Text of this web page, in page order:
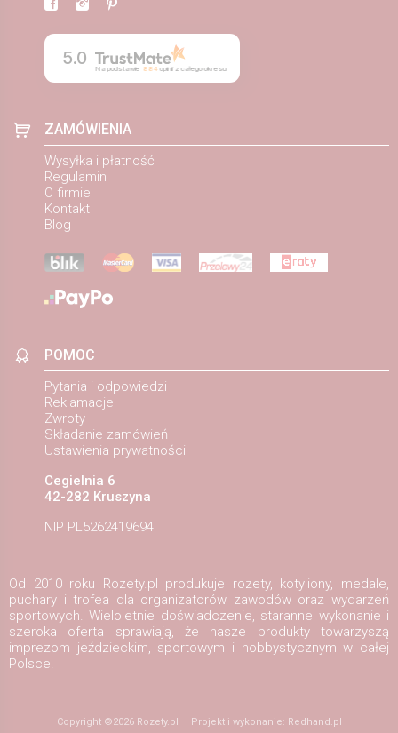
5.0
Na podstawie 884opinii z całego okresu
ZAMÓWIENIA
Wysyłka i płatność
Regulamin
O firmie
Kontakt
Blog
POMOC
Pytania i odpowiedzi
Reklamacje
Zwroty
Składanie zamówień
Ustawienia prywatności
Cegielnia 6
42-282 Kruszyna
NIP PL5262419694
Od 2010 roku Rozety.pl produkuje rozety, kotyliony, medale,
puchary i trofea dla organizatorów zawodów oraz wydarzeń
sportowych. Wieloletnie doświadczenie, staranne wykonanie i
szeroka oferta sprawiają, że nasze produkty towarzyszą
imprezom jeździeckim, sportowym i hobbystycznym w całej
Polsce.
Copyright ©2026 Rozety.pl Projekt i wykonanie: Redhand.pl